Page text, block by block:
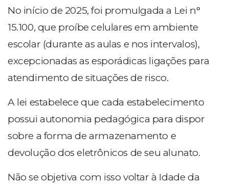
No início de 2025, foi promulgada a Lei n°
15.100, que proíbe celulares em ambiente
escolar (durante as aulas e nos intervalos),
excepcionadas as esporádicas ligações para
atendimento de situações de risco.
A lei estabelece que cada estabelecimento
possui autonomia pedagógica para dispor
sobre a forma de armazenamento e
devolução dos eletrônicos de seu alunato.
Não se objetiva com isso voltar à Idade da